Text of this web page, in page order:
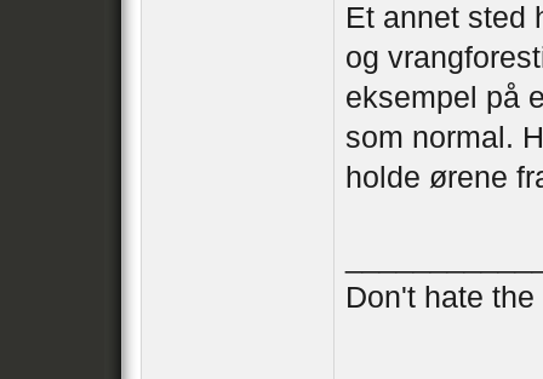
Et annet sted
og
eksempel på
som normal.
holde ørene
Don't hate